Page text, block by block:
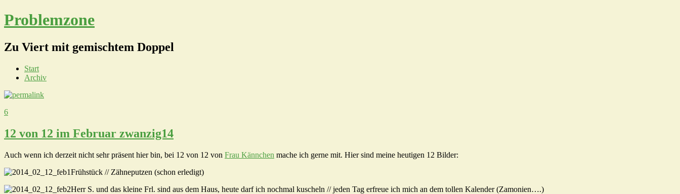
Problemzone
Zu Viert mit gemischtem Doppel
Start
Archiv
6
12 von 12 im Februar zwanzig14
Auch wenn ich derzeit nicht sehr präsent hier bin, bei 12 von 12 von Frau Kännchen mache ich gerne mit. Hier sind meine heutigen 12 Bilder:
Frühstück // Zähneputzen (schon erledigt)
Herr S. und das kleine Frl. sind aus dem Haus, heute darf ich nochmal kuscheln // jeden Tag erfreue ich mich an dem tollen Kalender (Zamonien….)